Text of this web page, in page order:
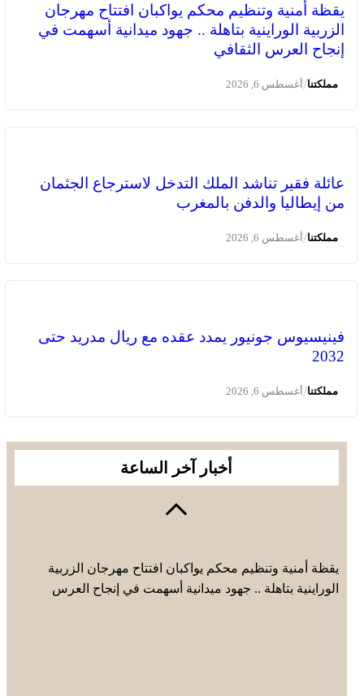
يقظة أمنية وتنظيم محكم يواكبان افتتاح مهرجان
الزربية الوراينية بتاهلة .. جهود ميدانية أسهمت في
إنجاح العرس الثقافي
مملكتنا/أغسطس 6, 2026
عائلة فقير تناشد الملك التدخل لاسترجاع الجثمان
من إيطاليا والدفن بالمغرب
مملكتنا/أغسطس 6, 2026
فينيسيوس جونيور يمدد عقده مع ريال مدريد حتى
2032
مملكتنا/أغسطس 6, 2026
أخبار آخر الساعة
يقظة أمنية وتنظيم محكم يواكبان افتتاح مهرجان الزربية
الوراينية بتاهلة .. جهود ميدانية أسهمت في إنجاح العرس